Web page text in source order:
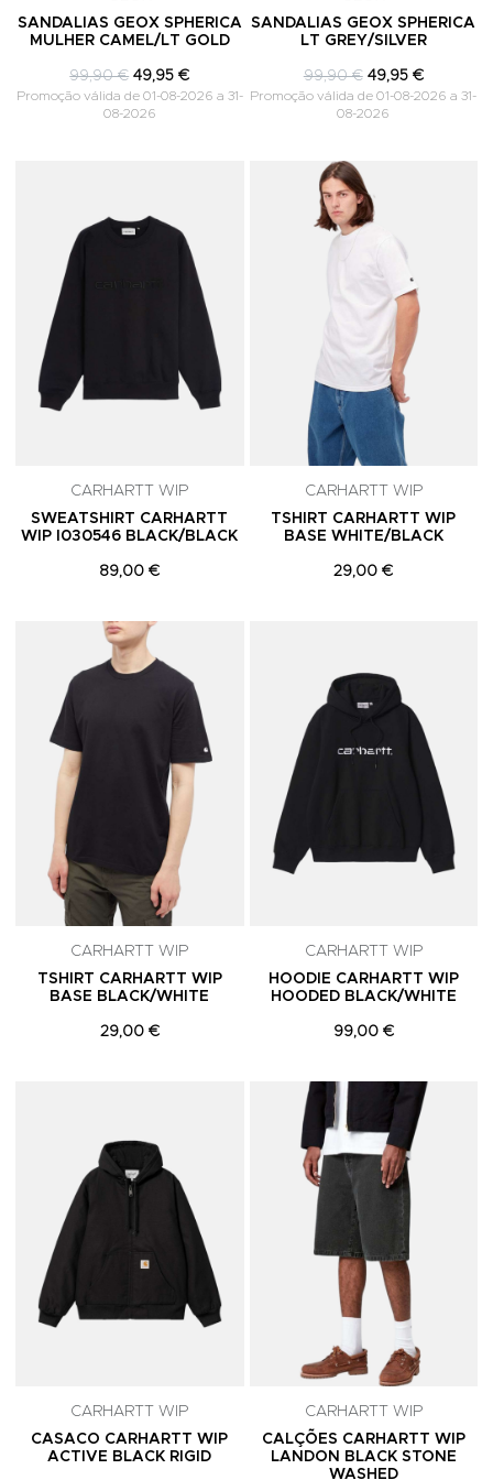
SANDALIAS GEOX SPHERICA
MULHER CAMEL/LT GOLD
99,90 € 49,95 €
Promoção válida de 01-08-2026 a 31-
08-2026
SANDALIAS GEOX SPHERICA
LT GREY/SILVER
99,90 € 49,95 €
Promoção válida de 01-08-2026 a 31-
08-2026
Adicionar aos Favoritos
CARHARTT WIP
SWEATSHIRT CARHARTT
WIP I030546 BLACK/BLACK
89,00 €
CARHARTT WIP
TSHIRT CARHARTT WIP
BASE WHITE/BLACK
29,00 €
CARHARTT WIP
TSHIRT CARHARTT WIP
BASE BLACK/WHITE
29,00 €
CARHARTT WIP
HOODIE CARHARTT WIP
HOODED BLACK/WHITE
99,00 €
Adicionar aos Favoritos
CARHARTT WIP
CASACO CARHARTT WIP
ACTIVE BLACK RIGID
CARHARTT WIP
CALÇÕES CARHARTT WIP
LANDON BLACK STONE
WASHED